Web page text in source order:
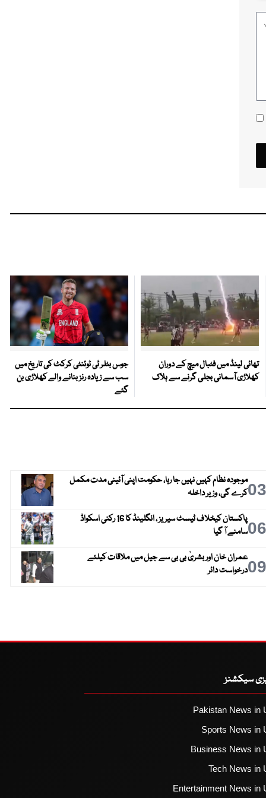
تھائی لینڈ میں فٹبال میچ کے دوران
کھلاڑی آسمانی بجلی گرنے سے ہلاک
جوس بٹلر ٹی ٹوئنٹی کرکٹ کی تاریخ میں
سب سے زیادہ رنز بنانے والے کھلاڑی بن
گئے
03موجودہ نظام کہیں نہیں جا رہا، حکومت اپنی آئینی مدت مکمل
کرے گی، وزیر داخلہ
06
پاکستان کیخلاف ٹیسٹ سیریز ، انگلینڈ کا 16 رکنی اسکواڈ
سامنے آ گیا
09عمران خان اور بشریٰ بی بی سے جیل میں ملاقات کیلئے
درخواست دائر
سیکشنز
Pakistan News in
Sports News in
Business News in
Tech News in
Entertainment News in